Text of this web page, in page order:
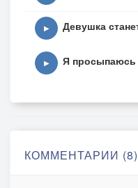
▶ Девушка
▶ Я просыпаюсь
КОММЕНТАРИИ (8)